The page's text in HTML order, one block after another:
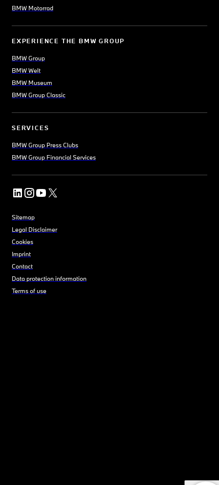
BMW Motorrad
EXPERIENCE THE BMW GROUP
BMW Group
BMW Welt
BMW Museum
BMW Group Classic
SERVICES
BMW Group Press Clubs
BMW Group Financial Services
Sitemap
Legal Disclaimer
Cookies
Imprint
Contact
Data protection information
Terms of use